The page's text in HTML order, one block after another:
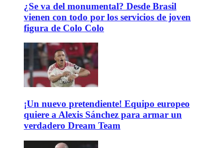
¿Se va del monumental? Desde Brasil
vienen con todo por los servicios de joven
figura de Colo Colo
¡Un nuevo pretendiente! Equipo europeo
quiere a Alexis Sánchez para armar un
verdadero Dream Team